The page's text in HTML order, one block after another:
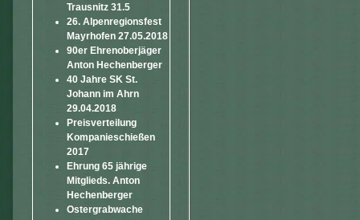
Trausnitz 31.5
26. Alpenregionsfest
Mayrhofen 27.05.2018
90er Ehrenoberjäger
Anton Hechenberger
40 Jahre SK St.
Johann im Ahrn
29.04.2018
Preisverteilung
Kompanieschießen
2017
Ehrung 65 jährige
Mitglieds. Anton
Hechenberger
Ostergrabwache